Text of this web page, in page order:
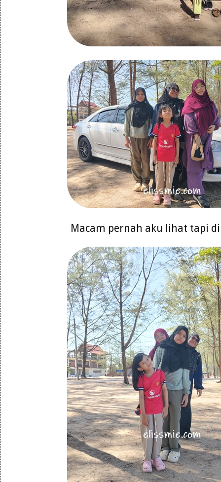
Macam pernah aku lihat tapi